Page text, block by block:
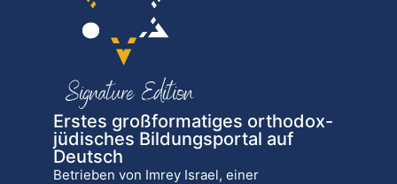
Erstes großformatiges orthodox-
jüdisches Bildungsportal auf
Deutsch
Betrieben von Imrey Israel, einer